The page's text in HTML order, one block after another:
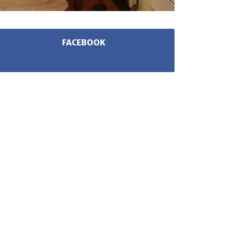
FACEBOOK